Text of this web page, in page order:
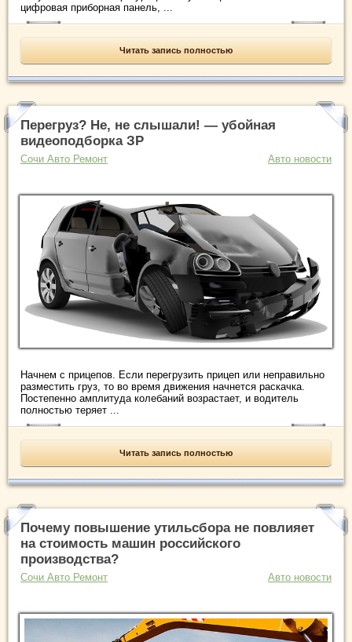
цифровая приборная панель, ...
Читать запись полностью
Перегруз? Не, не слышали! — убойная
видеоподборка ЗР
Сочи Авто Ремонт Авто новости
Начнем с прицепов. Если перегрузить прицеп или неправильно
разместить груз, то во время движения начнется раскачка.
Постепенно амплитуда колебаний возрастает, и водитель
полностью теряет ...
Читать запись полностью
Почему повышение утильсбора не повлияет
на стоимость машин российского
производства?
Сочи Авто Ремонт Авто новости